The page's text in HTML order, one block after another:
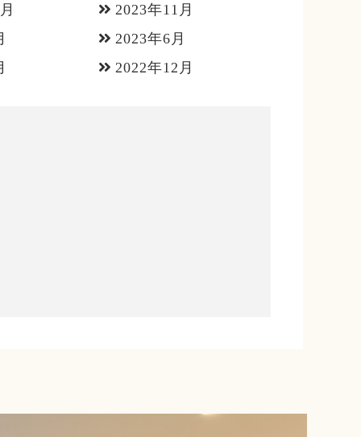
2023年11月
2023年6月
2022年12月